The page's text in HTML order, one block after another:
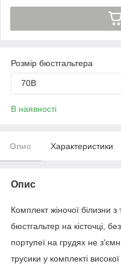
Розмір бюстгальтера
70B
В наявності
Опис Характеристики
Опис
Комплект жіночої білизни
бюстгальтер на кісточці,
портупеї на грудях не
трусики у комплекті